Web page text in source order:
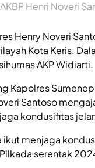
Henri Noveri
Henry Noveri
Kota Keris.
AKP Widiarti.
Kapolres
Santoso
kondusifitas
ikut menjaga
serentak